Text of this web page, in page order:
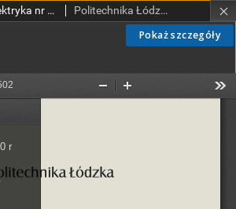
Pokaż szczegóły
Zeszyty Naukowe. Elektryka nr 121 (2010) Politechnika Łódzka. Wydział Elektrotechniki, Elektroniki, Informatyki i Automatyki.